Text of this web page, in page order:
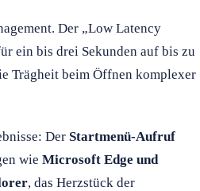
Der „Low Latency
ein bis drei Sekunden auf bis zu
Trägheit beim Öffnen komplexer
Der Startmenü-Aufruf
wie Microsoft Edge und
, das Herzstück der